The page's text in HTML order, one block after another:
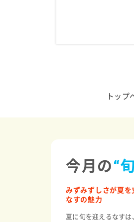
トップ
今月の“
みずみずしさが夏を
なすの魅力
夏に旬を迎えるなす